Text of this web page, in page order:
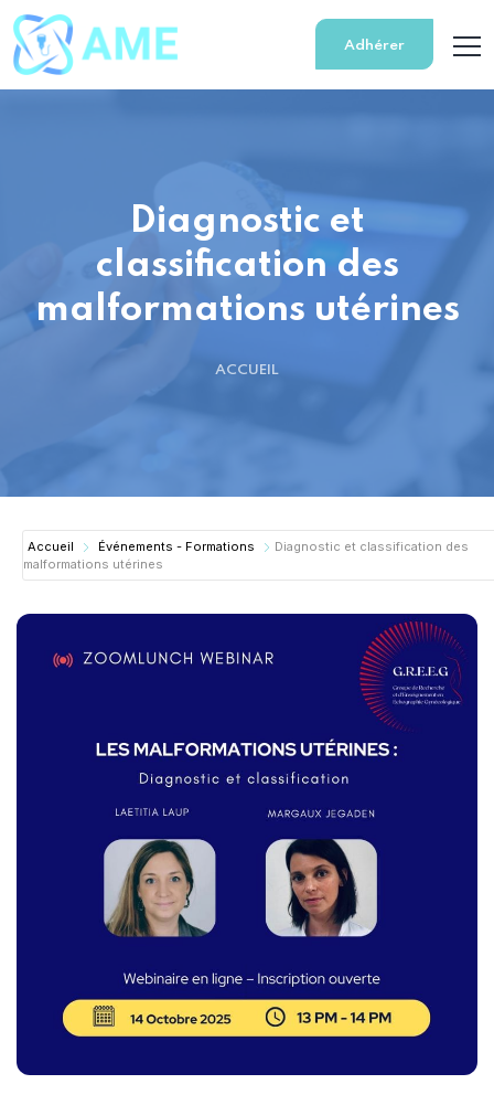
Adhérer
Diagnostic et
classification des
malformations utérines
ACCUEIL
Accueil Événements - Formations
Diagnostic et classification des
malformations utérines